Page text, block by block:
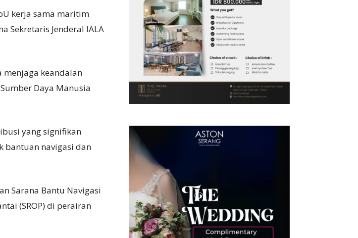
kerja sama maritim
Sekretaris Jenderal IALA
menjaga keandalan
Daya Manusia
yang signifikan
bantuan navigasi dan
Sarana Bantu Navigasi
(SROP) di perairan